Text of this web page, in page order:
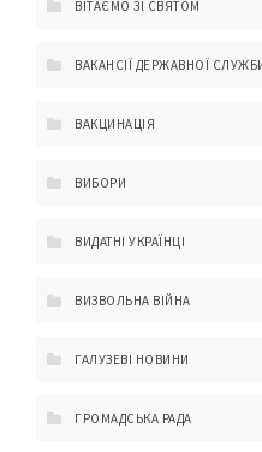
ВІТАЄМО ЗІ СВЯТОМ
ВАКАНСІЇ ДЕРЖАВНОЇ
ВАКЦИНАЦІЯ
ВИБОРИ
ВИДАТНІ УКРАЇНЦІ
ВИЗВОЛЬНА ВІЙНА
ГАЛУЗЕВІ НОВИНИ
ГРОМАДСЬКА РАДА